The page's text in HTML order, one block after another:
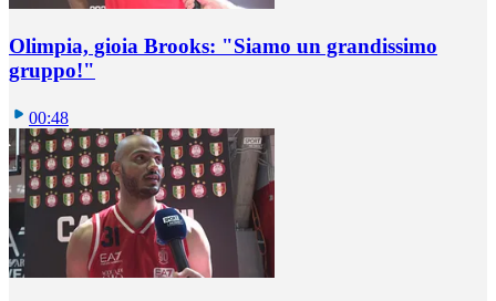
Olimpia, gioia Brooks: "Siamo un grandissimo
gruppo!"
00:48